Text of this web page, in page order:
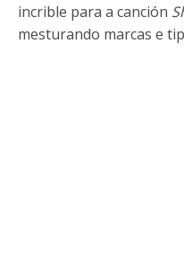
incrible para a canción
mesturando marcas e